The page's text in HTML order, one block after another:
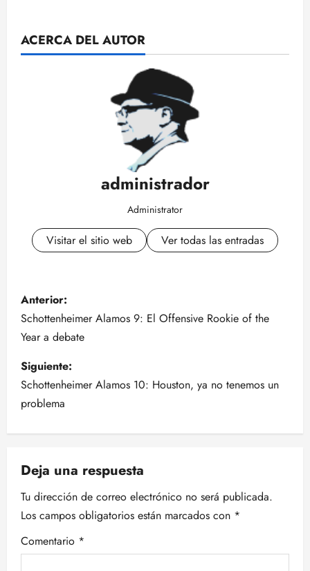
ACERCA DEL AUTOR
administrador
Administrator
Visitar el sitio web Ver todas las entradas
N
a
v
e
g
a
c
i
ó
n
Anterior:
Schottenheimer Alamos 9: El Offensive Rookie of the
Year a debate
Siguiente:
Schottenheimer Alamos 10: Houston, ya no tenemos un
problema
Deja una respuesta
Tu dirección de correo electrónico no será publicada.
Los campos obligatorios están marcados con *
Comentario *